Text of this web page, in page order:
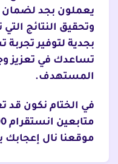
يعملون بجد لضمان
وتحقيق النتائج
بجدية لتوفير
تساعدك في تعزيز
المستهدف.
في الختام نكون قد
موقعنا نال إعجابك